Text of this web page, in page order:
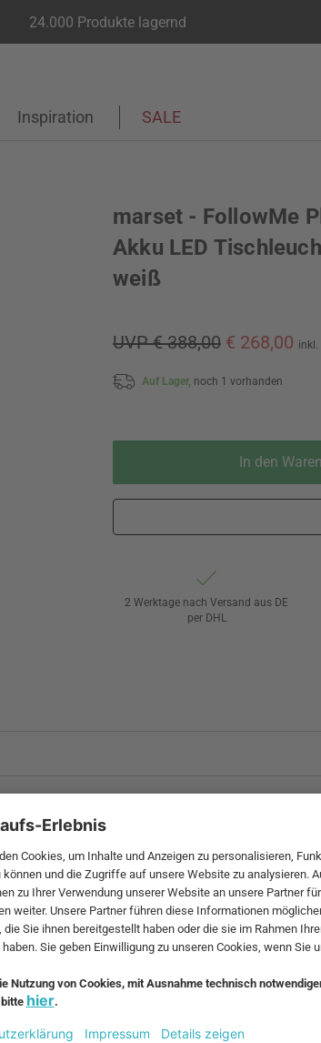
24.000 Produkte lagernd
Inspiration SALE
marset - FollowMe
Akku LED
weiß
UVP € 388,00 € 268,00 inkl.
Auf Lager, noch 1 vorhanden
In den
2 Werktage nach Versand aus DE
per DHL
und zzgl.